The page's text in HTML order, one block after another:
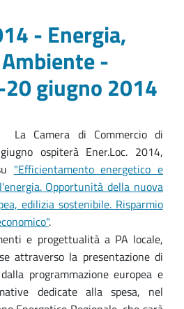
- Energia,
-
giugno 2014
La Camera di Commercio di
ospiterà Ener.Loc. 2014,
"Efficientamento energetico e
Opportunità della nuova
edilizia sostenibile. Risparmio
.
e progettualità a PA locale,
attraverso la presentazione di
programmazione europea e
dedicate alla spesa, nel